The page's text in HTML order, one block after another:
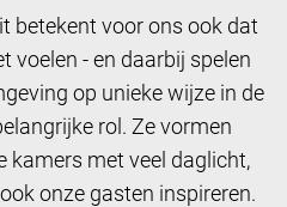
betekent voor ons ook dat
voelen - en daarbij spelen
op unieke wijze in de
rol. Ze vormen
kamers met veel daglicht,
onze gasten inspireren.